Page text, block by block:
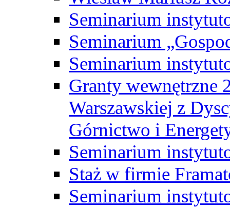
Seminarium
Seminarium
Seminarium
Granty wewnętrzne
Warszawskiej z
Górnictwo i
Seminarium
Staż w firmie
Seminarium